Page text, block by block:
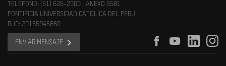
TELÉFONO: (51) 626-2000 , ANEXO 5581
PONTIFICIA UNIVERSIDAD CATOLICA DEL PERU
RUC: 20155945860
ENVIAR MENSAJE